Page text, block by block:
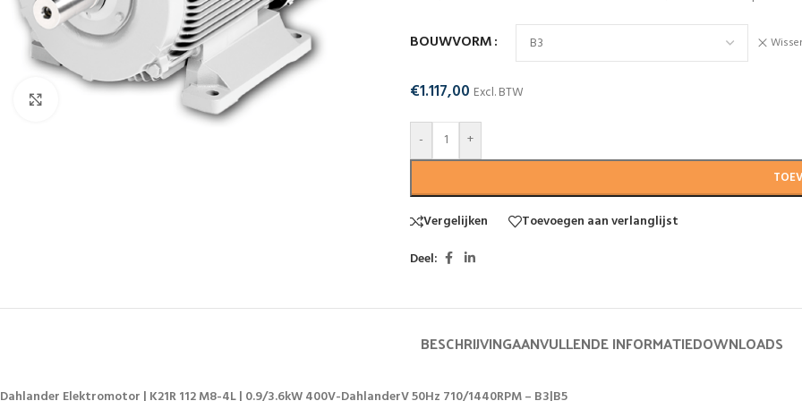
BOUWVORM
€1.117,00 Excl. BTW
- +
Vergelijken
Toevoegen aan verlanglijst
Deel:
BESCHRIJVINGAANVULLENDE INFORMATIEDOWNLOADS